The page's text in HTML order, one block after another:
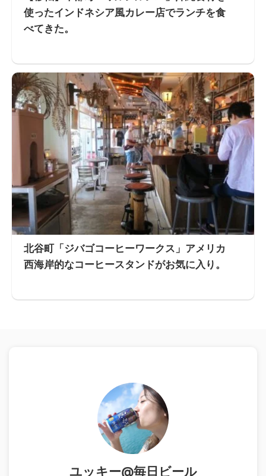
使ったインドネシア風カレー店でランチを食
べてきた。
北谷町「ジバゴコーヒーワークス」アメリカ
西海岸的なコーヒースタンドがお気に入り。
ユッキー@毎日ビール